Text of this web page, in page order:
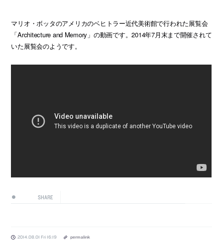
マリオ・ボッタのアメリカのベヒトラー近代美術館で行われた展覧会
「Architecture and Memory」の動画です。2014年7月末まで開催されて
いた展覧会のようです。
SHARE
2014.08.01 Fri 16:19 permalink